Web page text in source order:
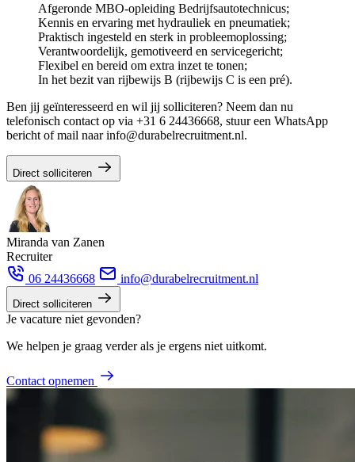
Afgeronde MBO-opleiding Bedrijfsautotechnicus;
Kennis en ervaring met hydrauliek en pneumatiek;
Praktisch ingesteld en sterk in probleemoplossing;
Verantwoordelijk, gemotiveerd en servicegericht;
Flexibel en bereid om extra inzet te tonen;
In het bezit van rijbewijs B (rijbewijs C is een pré).
Ben jij geïnteresseerd en wil jij solliciteren? Neem dan nu
telefonisch contact op via +31 6 24436668, stuur een WhatsApp
bericht of mail naar info@durabelrecruitment.nl.
Direct solliciteren
Miranda van Zanen
Recruiter
06 24436668
info@durabelrecruitment.nl
Direct solliciteren
Je vacature niet gevonden?
We helpen je graag verder als je ergens niet uitkomt.
Contact opnemen